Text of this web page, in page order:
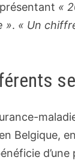
«
». « Un
Belgique,